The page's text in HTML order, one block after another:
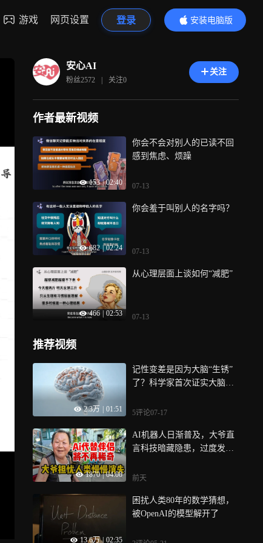
游戏 网页设置 登录
安装电脑版
内容更精彩
安心AI
粉丝2572 | 关注0
关注
作者最新视频
153 | 02:40
你会不会对别人的已读不回
感到焦虑、烦躁
07-13
682 | 02:24
你会羞于叫别人的名字吗？
07-13
466 02:53
从心理层面上谈如何“减肥”
07-13
推荐视频
2.3万 01:51
记性变差是因为大脑“生锈”
了？科学家首次证实大脑衰
5评论07-17
1870 | 04:00
AI机器人日渐普及，大爷直
言科技暗藏隐患，过度发达
前天
13.6万 | 02:35
困扰人类80年的数学猜想，
被OpenAI的模型解开了